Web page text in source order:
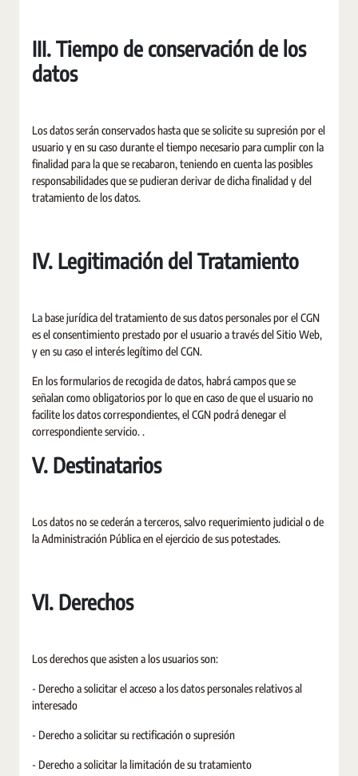
III. Tiempo de conservación de los
datos
Los datos serán conservados hasta que se solicite su supresión por el
usuario y en su caso durante el tiempo necesario para cumplir con la
finalidad para la que se recabaron, teniendo en cuenta las posibles
responsabilidades que se pudieran derivar de dicha finalidad y del
tratamiento de los datos.
IV. Legitimación del Tratamiento
La base jurídica del tratamiento de sus datos personales por el CGN
es el consentimiento prestado por el usuario a través del Sitio Web,
y en su caso el interés legítimo del CGN.
En los formularios de recogida de datos, habrá campos que se
señalan como obligatorios por lo que en caso de que el usuario no
facilite los datos correspondientes, el CGN podrá denegar el
correspondiente servicio. .
V. Destinatarios
Los datos no se cederán a terceros, salvo requerimiento judicial o de
la Administración Pública en el ejercicio de sus potestades.
VI. Derechos
Los derechos que asisten a los usuarios son:
- Derecho a solicitar el acceso a los datos personales relativos al
interesado
- Derecho a solicitar su rectificación o supresión
- Derecho a solicitar la limitación de su tratamiento